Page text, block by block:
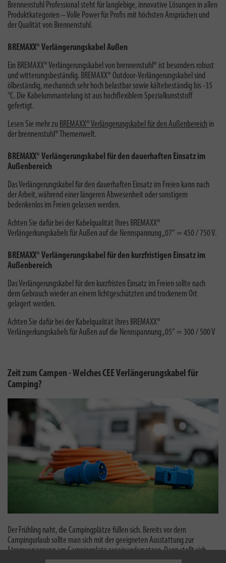
Brennenstuhl Professional steht für langlebige, innovative Lösungen in allen
Produktkategorien – Volle Power für Profis mit höchsten Ansprüchen und
der Qualität von Brennenstuhl.
BREMAXX® Verlängerungskabel Außen
Ein BREMAXX® Verlängerungskabel von brennenstuhl® ist besonders robust
und witterungsbeständig. BREMAXX® Outdoor-Verlängerungskabel sind
ölbeständig, mechanisch sehr hoch belastbar sowie kältebeständig bis -35
°C. Die Kabelummantelung ist aus hochflexiblem Spezialkunststoff
gefertigt.
Lesen Sie mehr zu BREMAXX® Verlängerungskabel für den Außenbereich in
der brennenstuhl® Themenwelt.
BREMAXX® Verlängerungskabel für den dauerhaften Einsatz im
Außenbereich
Das Verlängerungskabel für den dauerhaften Einsatz im Freien kann nach
der Arbeit, während einer längeren Abwesenheit oder sonstigem
bedenkenlos im Freien gelassen werden.
Achten Sie dafür bei der Kabelqualität Ihres BREMAXX®
Verlängerkungskabels für Außen auf die Nennspannung „07“ = 450 / 750 V.
BREMAXX® Verlängerungskabel für den kurzfristigen Einsatz im
Außenbereich
Das Verlängerungskabel für den kurzfristen Einsatz im Freien sollte nach
dem Gebrauch wieder an einem lichtgeschützten und trockenem Ort
gelagert werden.
Achten Sie dafür bei der Kabelqualität Ihres BREMAXX®
Verlängerkungskabels für Außen auf die Nennspannung „05“ = 300 / 500 V
Zeit zum Campen - Welches CEE Verlängerungskabel für
Camping?
Der Frühling naht, die Campingplätze füllen sich. Bereits vor dem
Campingurlaub sollte man sich mit der geeigneten Ausstattung zur
Stromversorgung am Campingplatz auseinandersetzen. Dann stellt sich
schnell die Frage: